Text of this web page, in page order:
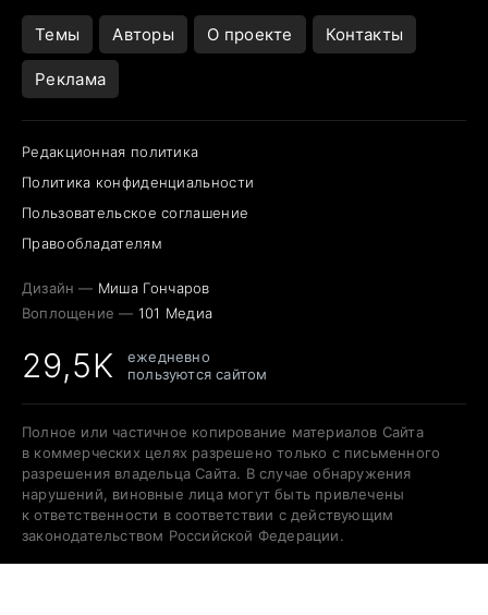
Темы Авторы О проекте Контакты
Реклама
Редакционная политика
Политика конфиденциальности
Пользовательское соглашение
Правообладателям
Дизайн — Миша Гончаров
Воплощение — 101 Медиа
29,5K
ежедневно
пользуются сайтом
Полное или частичное копирование материалов Сайта
в коммерческих целях разрешено только с письменного
разрешения владельца Сайта. В случае обнаружения
нарушений, виновные лица могут быть привлечены
к ответственности в соответствии с действующим
законодательством Российской Федерации.